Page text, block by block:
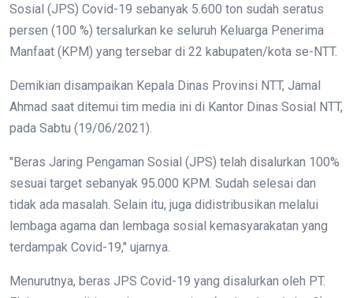
Sosial (JPS) Covid-19 sebanyak 5.600 ton sudah seratus
persen (100 %) tersalurkan ke seluruh Keluarga Penerima
Manfaat (KPM) yang tersebar di 22 kabupaten/kota se-NTT.
Demikian disampaikan Kepala Dinas Provinsi NTT, Jamal
Ahmad saat ditemui tim media ini di Kantor Dinas Sosial NTT,
pada Sabtu (19/06/2021).
"Beras Jaring Pengaman Sosial (JPS) telah disalurkan 100%
sesuai target sebanyak 95.000 KPM. Sudah selesai dan
tidak ada masalah. Selain itu, juga didistribusikan melalui
lembaga agama dan lembaga sosial kemasyarakatan yang
terdampak Covid-19," ujarnya.
Menurutnya, beras JPS Covid-19 yang disalurkan oleh PT.